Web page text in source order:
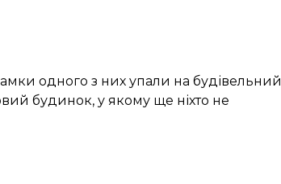
одного з них упали на будівельний
будинок, у якому ще ніхто не